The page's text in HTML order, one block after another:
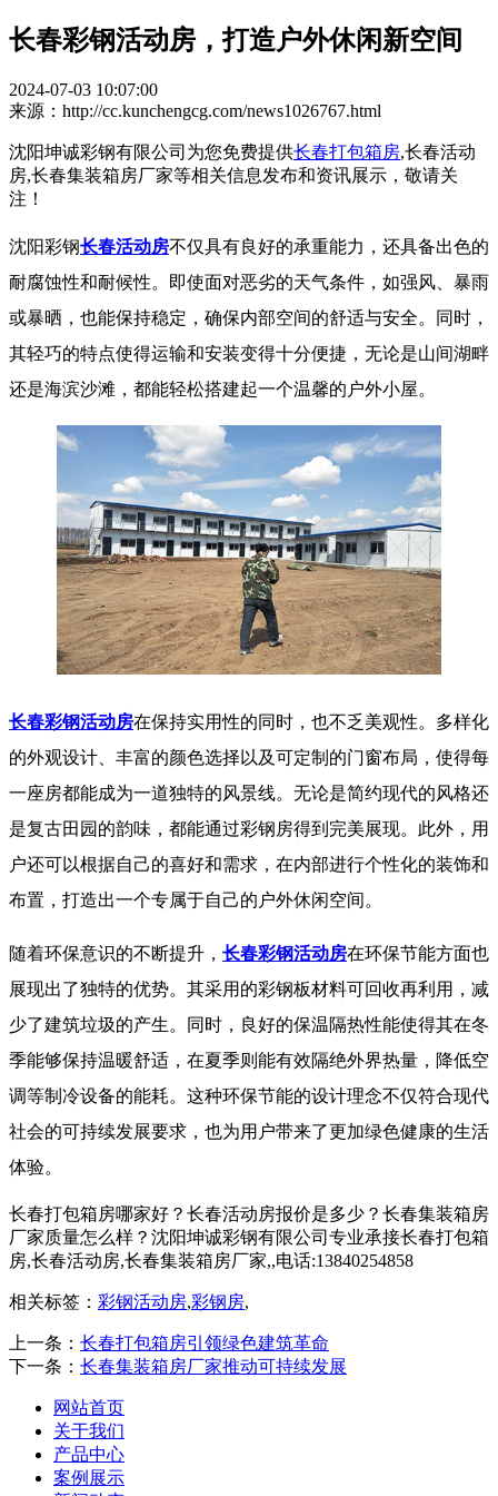
长春彩钢活动房，打造户外休闲新空间
2024-07-03 10:07:00
来源：http://cc.kunchengcg.com/news1026767.html
沈阳坤诚彩钢有限公司为您免费提供长春打包箱房,长春活动
房,长春集装箱房厂家等相关信息发布和资讯展示，敬请关
注！
沈阳彩钢长春活动房不仅具有良好的承重能力，还具备出色的
耐腐蚀性和耐候性。即使面对恶劣的天气条件，如强风、暴雨
或暴晒，也能保持稳定，确保内部空间的舒适与安全。同时，
其轻巧的特点使得运输和安装变得十分便捷，无论是山间湖畔
还是海滨沙滩，都能轻松搭建起一个温馨的户外小屋。
长春彩钢活动房在保持实用性的同时，也不乏美观性。多样化
的外观设计、丰富的颜色选择以及可定制的门窗布局，使得每
一座房都能成为一道独特的风景线。无论是简约现代的风格还
是复古田园的韵味，都能通过彩钢房得到完美展现。此外，用
户还可以根据自己的喜好和需求，在内部进行个性化的装饰和
布置，打造出一个专属于自己的户外休闲空间。
随着环保意识的不断提升， 长春彩钢活动房在环保节能方面也
展现出了独特的优势。其采用的彩钢板材料可回收再利用，减
少了建筑垃圾的产生。同时，良好的保温隔热性能使得其在冬
季能够保持温暖舒适，在夏季则能有效隔绝外界热量，降低空
调等制冷设备的能耗。这种环保节能的设计理念不仅符合现代
社会的可持续发展要求，也为用户带来了更加绿色健康的生活
体验。
长春打包箱房哪家好？长春活动房报价是多少？长春集装箱房
厂家质量怎么样？沈阳坤诚彩钢有限公司专业承接长春打包箱
房,长春活动房,长春集装箱房厂家,,电话:13840254858
相关标签： 彩钢活动房,彩钢房,
上一条： 长春打包箱房引领绿色建筑革命
下一条： 长春集装箱房厂家推动可持续发展
网站首页
关于我们
产品中心
案例展示